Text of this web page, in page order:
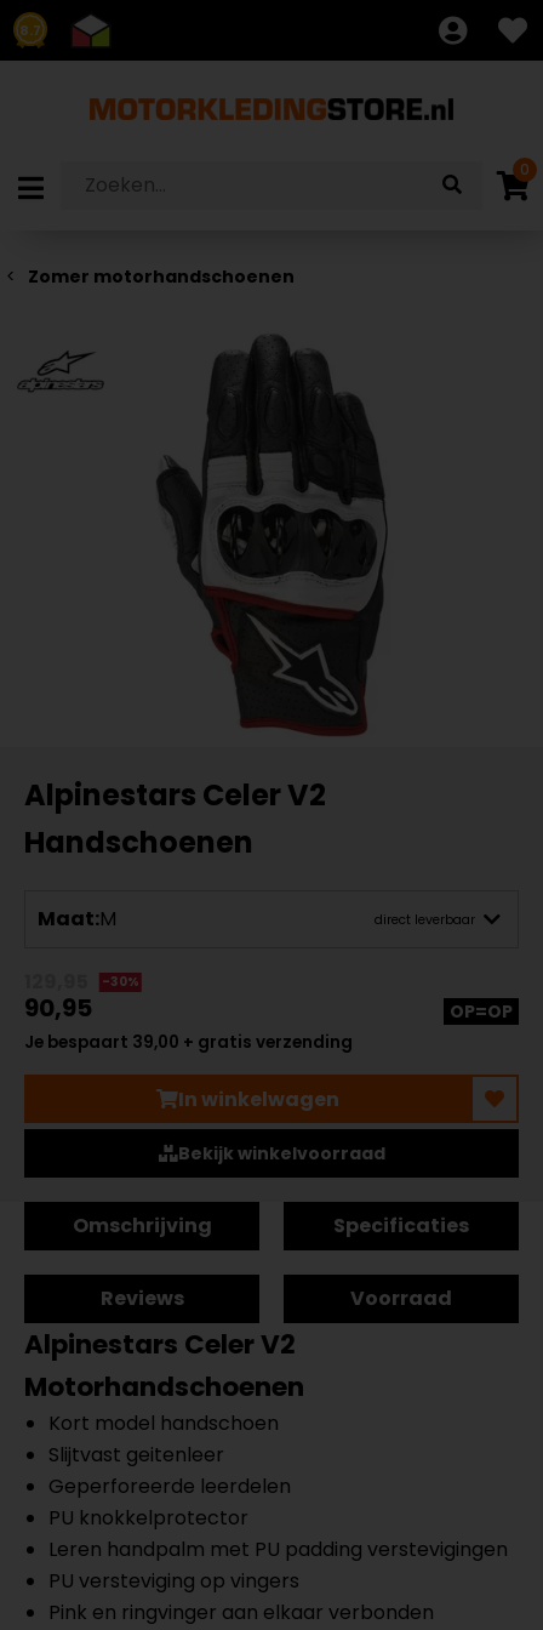
8.7
0
Zomer motorhandschoenen
Alpinestars Celer V2
Handschoenen
Maat:M direct leverbaar
-30%
90,95
Je bespaart 39,00 + gratis verzending
OP=OP
In winkelwagen
Bekijk winkelvoorraad
Omschrijving Specificaties
Reviews Voorraad
Alpinestars Celer V2
Motorhandschoenen
Kort model handschoen
Slijtvast geitenleer
Geperforeerde leerdelen
PU knokkelprotector
Leren handpalm met PU padding verstevigingen
PU versteviging op vingers
Pink en ringvinger aan elkaar verbonden